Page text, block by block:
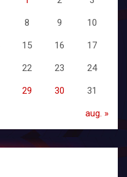
8 9 10
15 16 17
22 23 24
29 30 31
aug. »